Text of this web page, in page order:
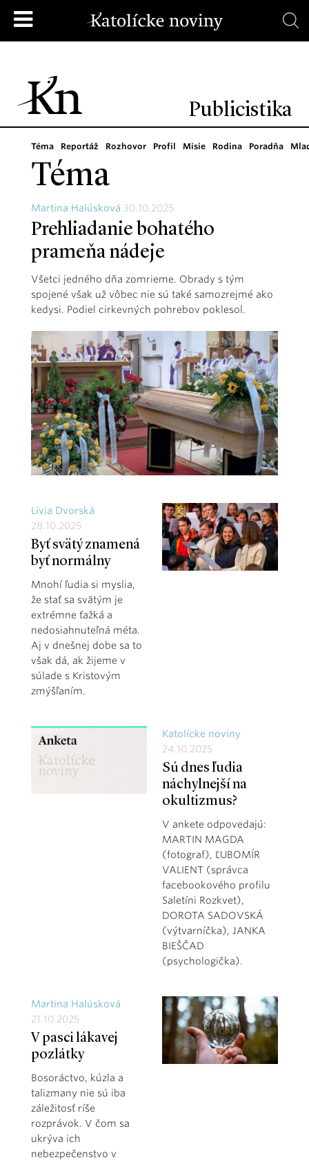
Publicistika
Téma Reportáž Rozhovor Profil Misie Rodina Poradňa
Téma
Martina Halúsková 30.10.2025
Prehliadanie bohatého
prameňa nádeje
Všetci jedného dňa zomrieme. Obrady s tým
spojené však už vôbec nie sú také samozrejmé ako
kedysi. Podiel cirkevných pohrebov poklesol.
Lívia Dvorská
28.10.2025
Byť svätý znamená
byť normálny
Mnohí ľudia si myslia,
že stať sa svätým je
extrémne ťažká a
nedosiahnuteľná méta.
Aj v dnešnej dobe sa to
však dá, ak žijeme v
súlade s Kristovým
zmýšľaním.
Katolícke noviny
24.10.2025
Sú dnes ľudia
náchylnejší na
okultizmus?
V ankete odpovedajú:
MARTIN MAGDA
(fotograf), ĽUBOMÍR
VALIENT (správca
facebookového profilu
Saletíni Rozkvet),
DOROTA SADOVSKÁ
(výtvarníčka), JANKA
BIEŠČAD
(psychologička).
Martina Halúsková
21.10.2025
V pasci lákavej
pozlátky
Bosoráctvo, kúzla a
talizmany nie sú iba
záležitosť ríše
rozprávok. V čom sa
ukrýva ich
nebezpečenstvo v